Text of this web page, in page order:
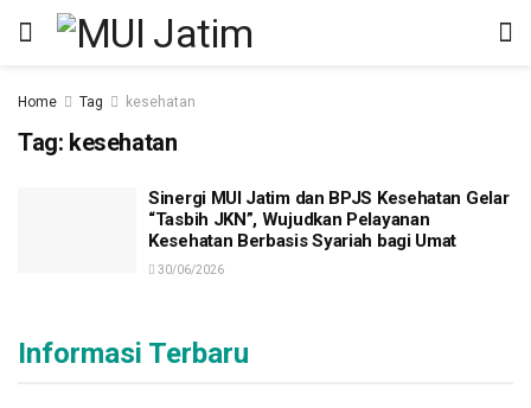
Home Tag kesehatan
Tag: kesehatan
Sinergi MUI Jatim dan BPJS Kesehatan Gelar
“Tasbih JKN”, Wujudkan Pelayanan
Kesehatan Berbasis Syariah bagi Umat
30/06/2026
Informasi Terbaru